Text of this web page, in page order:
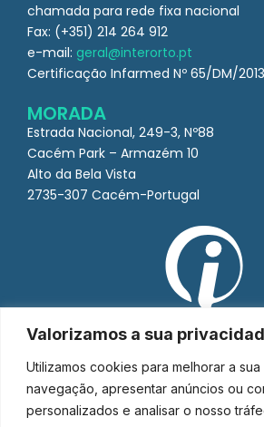
Valorizamos a sua
Utilizamos cookies para melhorar a
navegação, apresentar anúncios ou
personalizados e analisar o nosso
chamada para rede fixa nacional
Fax: (+351) 214 264 912
e-mail: geral@interorto.pt
Certificação Infarmed Nº 65/DM/2013
MORADA
Estrada Nacional, 249-3, Nº88
Cacém Park – Armazém 10
Alto da Bela Vista
2735-307 Cacém-Portugal